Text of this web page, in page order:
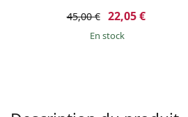
45,00 € 22,05 €
en stock